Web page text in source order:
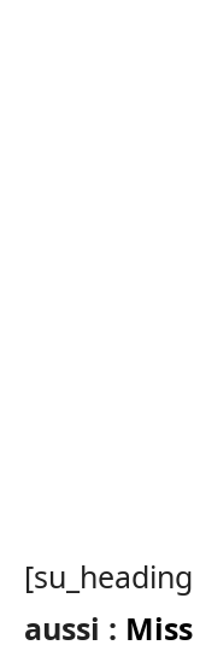
[su_heading
aussi :